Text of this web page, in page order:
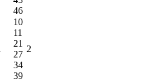
46
10
11
21
27
34
39
2